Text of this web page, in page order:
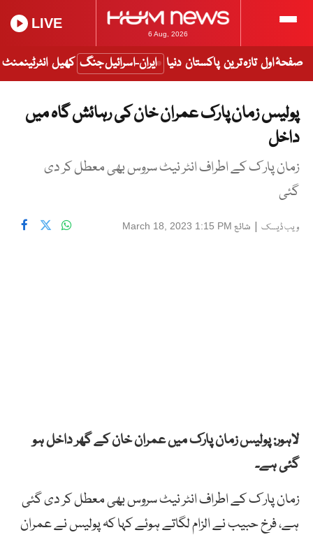
6 Aug, 2026
LIVE
صفحۂ اول تازہ ترین پاکستان دنیا ایران-اسرائیل جنگ کھیل انٹرٹینمنٹ
پولیس زمان پارک عمران خان کی رہائش گاہ میں
داخل
زمان پار ک کے اطراف انٹر نیٹ سروس بھی معطل کر دی
گئی
ویب ڈیسک | شائع March 18, 2023 1:15 PM
لاہور: پولیس زمان پارک میں عمران خان کے گھر داخل ہو
گئی ہے۔
زمان پار ک کے اطراف انٹر نیٹ سروس بھی معطل کر دی گئی
ہے، فرخ حبیب نے الزام لگاتے ہوئے کہا کہ پولیس نے عمران